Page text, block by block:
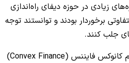
زیادی در حوزه دیفای راه‌اندازی
برخوردار بودند و توانستند توجه
جلب کنند.
اما در این بین پروژه‌ای با نام کانوکس فایننس (Convex Finance)